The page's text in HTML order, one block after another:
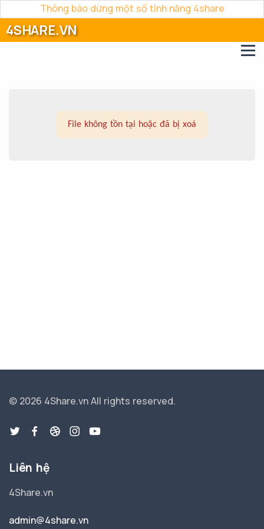
Thông báo dừng một số tính năng 4share
4SHARE.VN
File không tồn tại hoặc đã bị xoá
© 2026 4Share.vnAll rights reserved.
Liên hệ
4Share.vn
admin@4share.vn